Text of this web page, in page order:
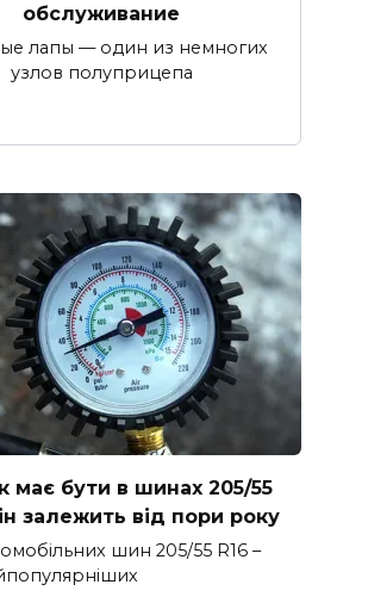
обслуживание
лапы — один из немногих
узлов полуприцепа
має бути в шинах 205/55
залежить від пори року
шин 205/55 R16 –